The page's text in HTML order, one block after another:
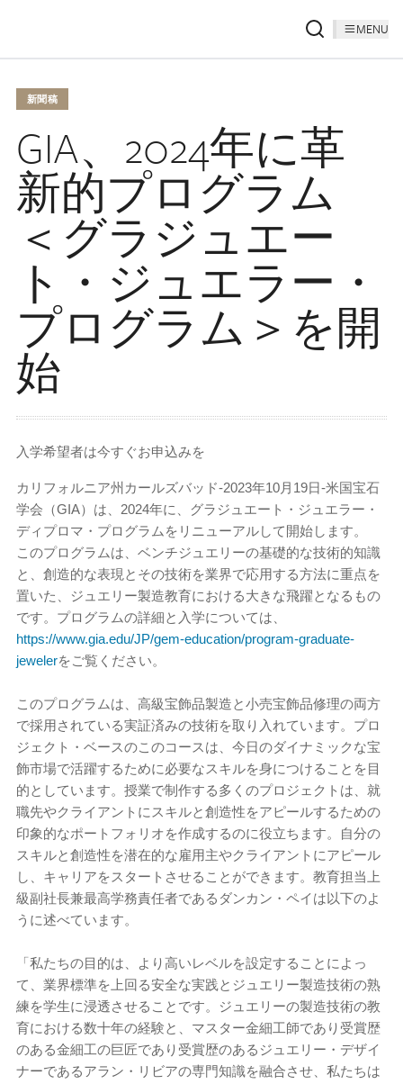
MENU
新聞稿
GIA、2024年に革
新的プログラム
＜グラジュエー
ト・ジュエラー・
プログラム＞を開
始
入学希望者は今すぐお申込みを
カリフォルニア州カールズバッド-2023年10月19日-米国宝石
学会（GIA）は、2024年に、グラジュエート・ジュエラー・
ディプロマ・プログラムをリニューアルして開始します。
このプログラムは、ベンチジュエリーの基礎的な技術的知識
と、創造的な表現とその技術を業界で応用する方法に重点を
置いた、ジュエリー製造教育における大きな飛躍となるもの
です。プログラムの詳細と入学については、
https://www.gia.edu/JP/gem-education/program-graduate-
jewelerをご覧ください。
このプログラムは、高級宝飾品製造と小売宝飾品修理の両方
で採用されている実証済みの技術を取り入れています。プロ
ジェクト・ベースのこのコースは、今日のダイナミックな宝
飾市場で活躍するために必要なスキルを身につけることを目
的としています。授業で制作する多くのプロジェクトは、就
職先やクライアントにスキルと創造性をアピールするための
印象的なポートフォリオを作成するのに役立ちます。自分の
スキルと創造性を潜在的な雇用主やクライアントにアピール
し、キャリアをスタートさせることができます。教育担当上
級副社長兼最高学務責任者であるダンカン・ペイは以下のよ
うに述べています。
「私たちの目的は、より高いレベルを設定することによっ
て、業界標準を上回る安全な実践とジュエリー製造技術の熟
練を学生に浸透させることです。ジュエリーの製造技術の教
育における数十年の経験と、マスター金細工師であり受賞歴
のある金細工の巨匠であり受賞歴のあるジュエリー・デザイ
ナーであるアラン・リビアの専門知識を融合させ、私たちは